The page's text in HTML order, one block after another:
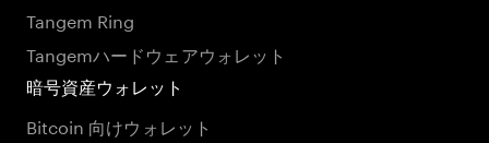
Tangem Ring
Tangemハードウェアウォレット
暗号資産ウォレット
Bitcoin 向けウォレット